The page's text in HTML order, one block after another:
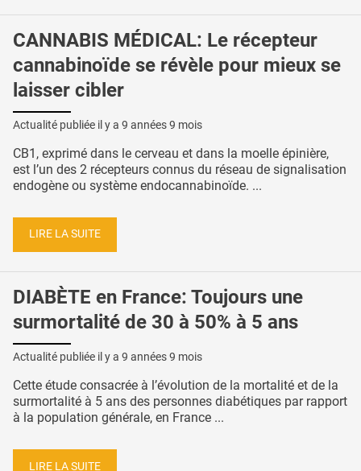
CANNABIS MÉDICAL: Le récepteur
cannabinoïde se révèle pour mieux se
laisser cibler
Actualité publiée il y a 9 années 9 mois
CB1, exprimé dans le cerveau et dans la moelle épinière,
est l’un des 2 récepteurs connus du réseau de signalisation
endogène ou système endocannabinoïde. ...
LIRE LA SUITE
DIABÈTE en France: Toujours une
surmortalité de 30 à 50% à 5 ans
Actualité publiée il y a 9 années 9 mois
Cette étude consacrée à l’évolution de la mortalité et de la
surmortalité à 5 ans des personnes diabétiques par rapport
à la population générale, en France ...
LIRE LA SUITE